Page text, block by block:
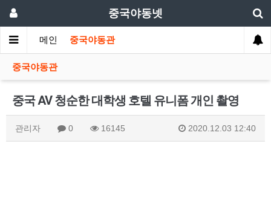
중국야동넷
메인 중국야동관
중국야동관
중국 AV 청순한 대학생 호텔 유니폼 개인 촬영
관리자 0 16145 2020.12.03 12:40